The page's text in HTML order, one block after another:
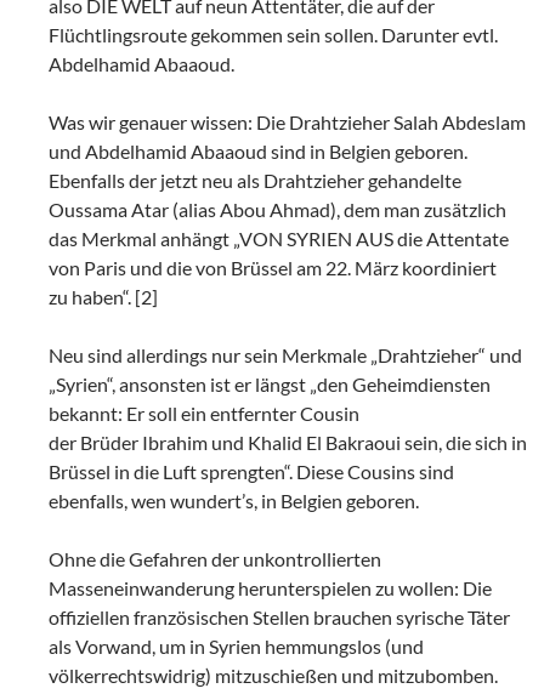
also DIE WELT auf neun Attentäter, die auf der
Flüchtlingsroute gekommen sein sollen. Darunter evtl.
Abdelhamid Abaaoud.
Was wir genauer wissen: Die Drahtzieher Salah Abdeslam
und Abdelhamid Abaaoud sind in Belgien geboren.
Ebenfalls der jetzt neu als Drahtzieher gehandelte
Oussama Atar (alias Abou Ahmad), dem man zusätzlich
das Merkmal anhängt „VON SYRIEN AUS die Attentate
von Paris und die von Brüssel am 22. März koordiniert
zu haben“. [2]
Neu sind allerdings nur sein Merkmale „Drahtzieher“ und
„Syrien“, ansonsten ist er längst „den Geheimdiensten
bekannt: Er soll ein entfernter Cousin
der Brüder Ibrahim und Khalid El Bakraoui sein, die sich in
Brüssel in die Luft sprengten“. Diese Cousins sind
ebenfalls, wen wundert’s, in Belgien geboren.
Ohne die Gefahren der unkontrollierten
Masseneinwanderung herunterspielen zu wollen: Die
offiziellen französischen Stellen brauchen syrische Täter
als Vorwand, um in Syrien hemmungslos (und
völkerrechtswidrig) mitzuschießen und mitzubomben.